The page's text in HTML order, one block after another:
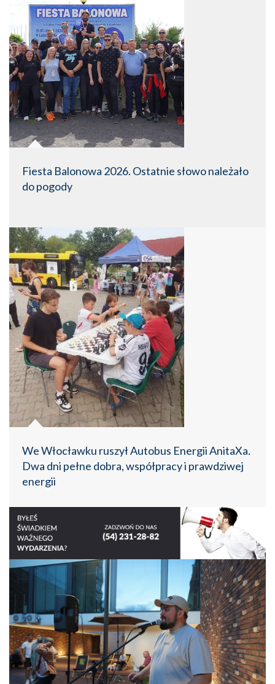
Fiesta Balonowa 2026. Ostatnie słowo należało
do pogody
We Włocławku ruszył Autobus Energii AnitaXa.
Dwa dni pełne dobra, współpracy i prawdziwej
energii